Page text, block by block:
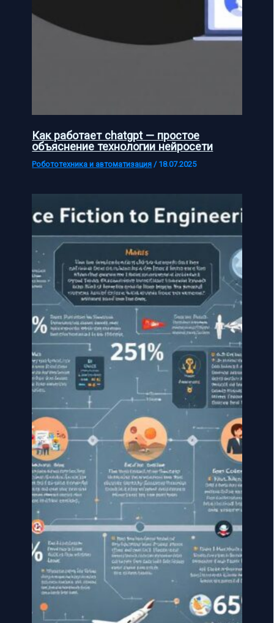
Как работает chatgpt — простое
объяснение технологии нейросети
Робототехника и автоматизация / 18.07.2025